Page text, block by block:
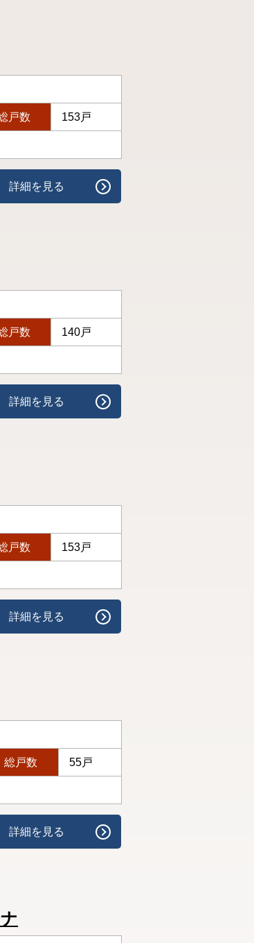
戸数 153戸
詳細を見る
戸数 140戸
詳細を見る
戸数 153戸
詳細を見る
総戸数 55戸
詳細を見る